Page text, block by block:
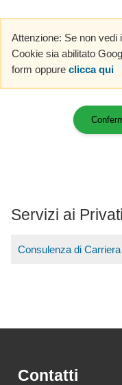
Attenzione: Se non vedi
Cookie sia abilitato
form oppure clicca qui
Servizi ai Privati
Consulenza di Carriera
Contatti